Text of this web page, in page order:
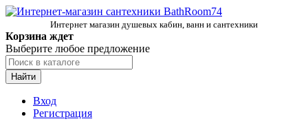
Интернет магазин душевых кабин, ванн и сантехники
Корзина ждет
Выберите любое предложение
Найти
Вход
Регистрация